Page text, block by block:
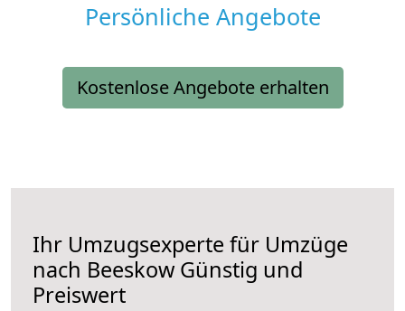
Persönliche Angebote
Kostenlose Angebote erhalten
Ihr Umzugsexperte für Umzüge
nach Beeskow Günstig und
Preiswert